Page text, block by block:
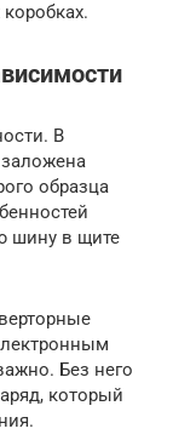
В
образца
шину в щите
Без него
который